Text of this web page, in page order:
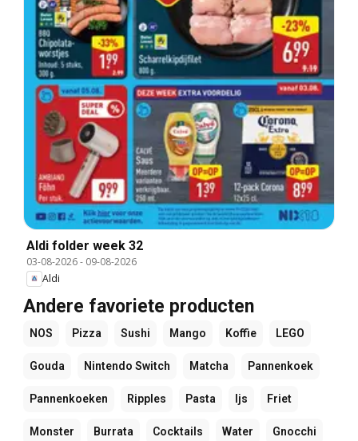
Aldi folder week 32
03-08-2026- 09-08-2026
Aldi
Andere favoriete producten
NOS Pizza Sushi Mango Koffie LEGO
Gouda Nintendo Switch Matcha Pannenkoek
Pannenkoeken Ripples Pasta Ijs Friet
Monster Burrata Cocktails Water Gnocchi